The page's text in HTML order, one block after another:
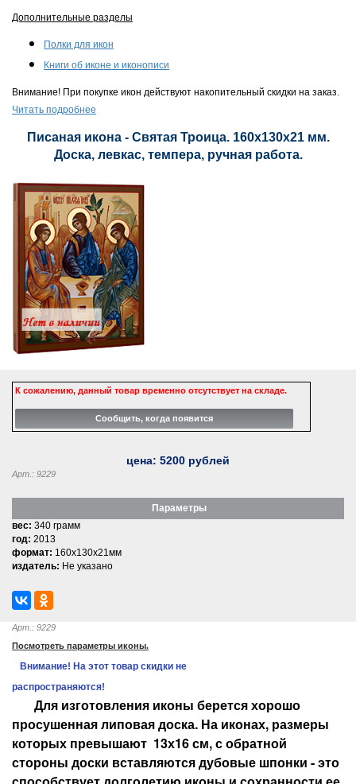
Дополнительные разделы
Полки для икон
Книги об иконе и иконописи
Внимание! При покупке икон действуют накопительный скидки на заказ.
Читать подробнее
Писаная икона - Святая Троица. 160х130х21 мм.
Доска, левкас, темпера, ручная работа.
К сожалению, данный товар временно отсутствует на складе.
цена: 5200 рублей
Арт.: 9229
Параметры
вес: 340 грамм
год: 2013
формат: 160x130x21мм
издатель: Не указано
Арт.: 9229
Посмотреть параметры иконы.
Внимание! На этот товар скидки не
распространяются!
Для изготовления иконы берется хорошо
просушенная липовая доска. На иконах, размеры
которых превышают 13х16 см, с обратной
стороны доски вставляются дубовые шпонки - это